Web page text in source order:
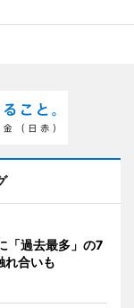
「過去最多」の7
合いも